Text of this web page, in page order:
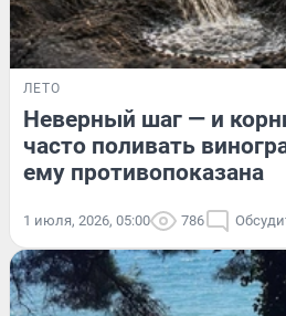
ЛЕТО
Неверный шаг — и
часто поливать
ему противопоказана
1 июля, 2026, 05:00 786